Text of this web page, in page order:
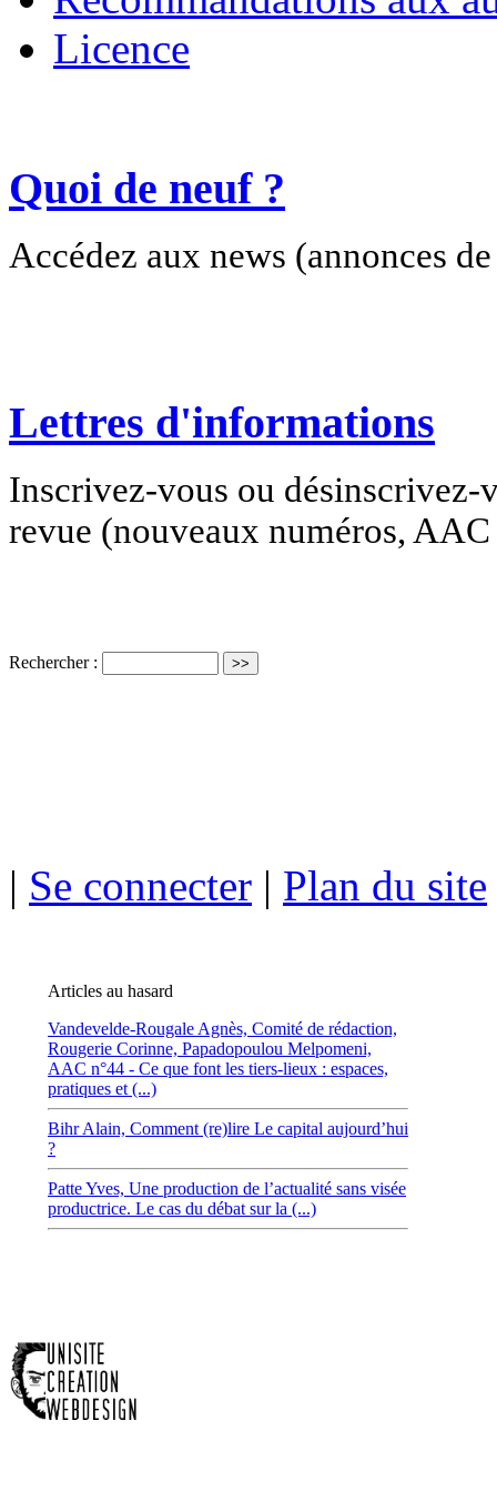
Licence
Quoi de neuf ?
Accédez aux news (annonces
Lettres d'informations
Inscrivez-vous ou
revue (nouveaux numéros,
Rechercher :
| Se connecter | Plan du site
Articles au hasard
Vandevelde-Rougale Agnès, Comité de rédaction,
Rougerie Corinne, Papadopoulou Melpomeni,
AAC n°44 - Ce que font les tiers-lieux : espaces,
pratiques et (...)
Bihr Alain, Comment (re)lire Le capital aujourd’hui
?
Patte Yves, Une production de l’actualité sans visée
productrice. Le cas du débat sur la (...)